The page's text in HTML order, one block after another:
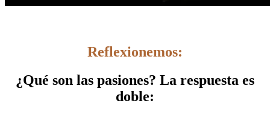
Reflexionemos:
¿Qué son las pasiones? La respuesta es
doble: